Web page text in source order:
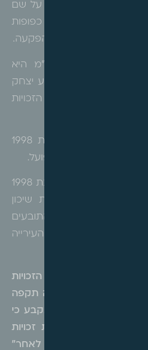
את רישום הבעלות על שם
כי זכויות העירייה כפופות
לדמי שימוש או לפיצויי הפקעה.
להשקעות ובניין בע"מ היא
במקרקעין, התובע יצחק
רכש בשעתו את הזכויות
הנתבעת 1, עיריית ראשון לציון רשומה מאז שנת 1998
והיא מחזיקה בהם בפועל.
המקרקעין יועדו לאורך השנים לצרכי ציבור, ובשנת 1998
מכוח תכנית שיכון
שיכונים ציבוריים. התובעים
המקוריות לא פקעו וכי העירייה
רישום הזכויות
וכי מדובר בהפקעה תקפה
לחוק רישום שיכונים ציבוריים. נקבע כי
גם כאשר קיימות זכויות
החוק "אם לא יועדו לאחר"